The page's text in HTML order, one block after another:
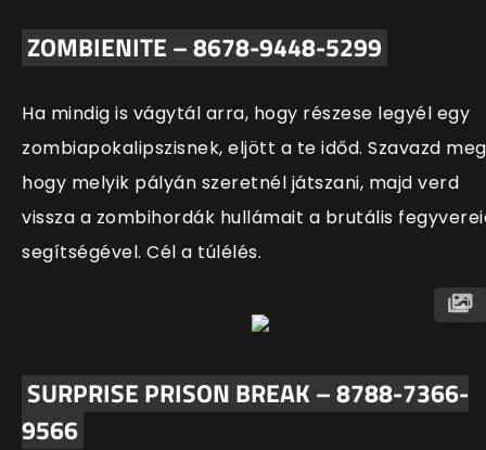
ZOMBIENITE – 8678-9448-5299
Ha mindig is vágytál arra, hogy részese legyél egy
zombiapokalipszisnek, eljött a te időd. Szavazd
hogy melyik pályán szeretnél játszani, majd verd
vissza a zombihordák hullámait a brutális
segítségével. Cél a túlélés.
SURPRISE PRISON BREAK – 8788-7366-
9566